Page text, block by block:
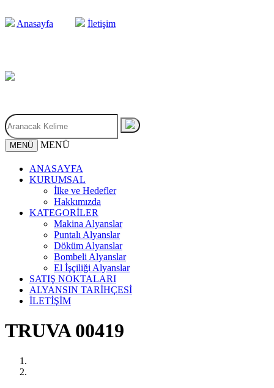
Anasayfa İletişim
MENÜ MENÜ
ANASAYFA
KURUMSAL
İlke ve Hedefler
Hakkımızda
KATEGORİLER
Makina Alyanslar
Puntalı Alyanslar
Döküm Alyanslar
Bombeli Alyanslar
El İşçiliği Alyanslar
SATIŞ NOKTALARI
ALYANSIN TARİHÇESİ
İLETİŞİM
TRUVA 00419